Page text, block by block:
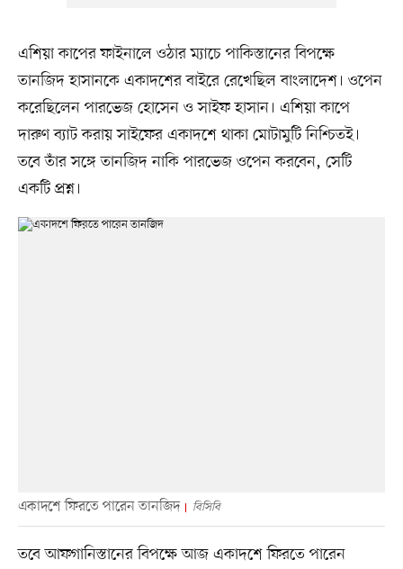
এশিয়া কাপের ফাইনালে ওঠার ম্যাচে পাকিস্তানের বিপক্ষে
তানজিদ হাসানকে একাদশের বাইরে রেখেছিল বাংলাদেশ। ওপেন
করেছিলেন পারভেজ হোসেন ও সাইফ হাসান। এশিয়া কাপে
দারুণ ব্যাট করায় সাইফের একাদশে থাকা মোটামুটি নিশ্চিতই।
তবে তাঁর সঙ্গে তানজিদ নাকি পারভেজ ওপেন করবেন, সেটি
একটি প্রশ্ন।
একাদশে ফিরতে পারেন তানজিদ বিসিবি
তবে আফগানিস্তানের বিপক্ষে আজ একাদশে ফিরতে পারেন